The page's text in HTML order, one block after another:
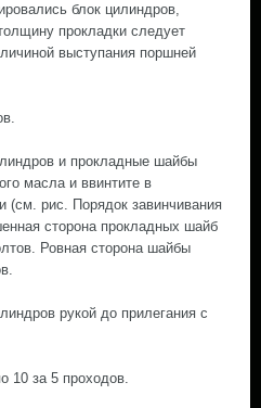
блок цилиндров,
прокладки следует
выступания поршней
и прокладные шайбы
масла и ввинтите в
(см. рис. Порядок завинчивания
сторона прокладных шайб
Ровная сторона шайбы
рукой до прилегания с
10 за 5 проходов.